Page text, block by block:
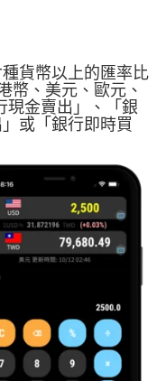
貨幣以上的匯率比
幣、美元、歐元、
現金賣出」、「銀
或「銀行即時買